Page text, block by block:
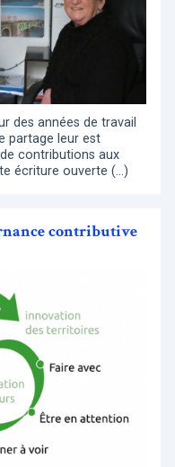
des années de travail
partage leur est
contributions aux
écriture ouverte (…)
contributive